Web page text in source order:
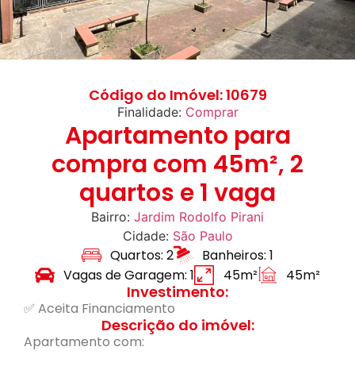
Código do Imóvel: 10679
Finalidade: Comprar
Apartamento para
compra com 45m², 2
quartos e 1 vaga
Bairro: Jardim Rodolfo Pirani
Cidade: São Paulo
Quartos: 2
Banheiros: 1
Vagas de Garagem: 1
45m² 45m²
Investimento:
✅ Aceita Financiamento
Descrição do imóvel:
Apartamento com: